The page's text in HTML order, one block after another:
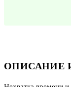
ОПИСАНИЕ